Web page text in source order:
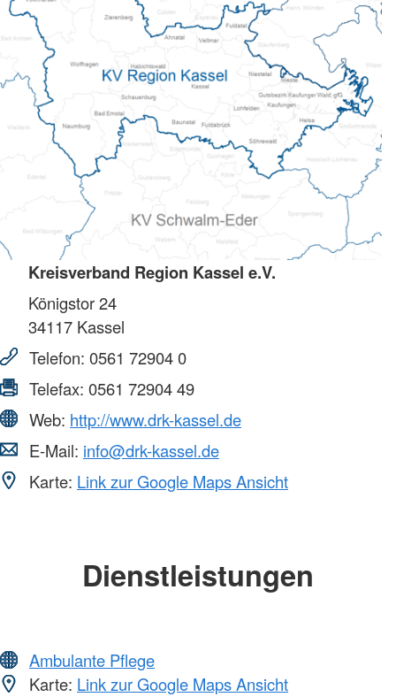
Kreisverband Region Kassel e.V.
Königstor 24
34117 Kassel
Telefon: 0561 72904 0
Telefax: 0561 72904 49
Web: http://www.drk-kassel.de
E-Mail: info@drk-kassel.de
Karte: Link zur Google Maps Ansicht
Dienstleistungen
Ambulante Pflege
Karte: Link zur Google Maps Ansicht